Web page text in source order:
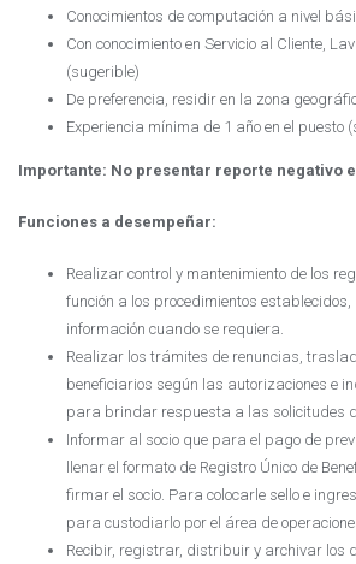
Conocimientos de computación a nivel
Con conocimiento en Servicio al Cliente,
(sugerible)
De preferencia, residir en la zona
Experiencia mínima de 1 año en el puesto
Importante: No presentar reporte negativo
Funciones a desempeñar:
Realizar control y mantenimiento de los
función a los procedimientos
información cuando se requiera.
Realizar los trámites de renuncias,
beneficiarios según las autorizaciones e
para brindar respuesta a las solicitudes
Informar al socio que para el pago de
llenar el formato de Registro Único de
firmar el socio. Para colocarle sello e
para custodiarlo por el área de
Recibir, registrar, distribuir y archivar los